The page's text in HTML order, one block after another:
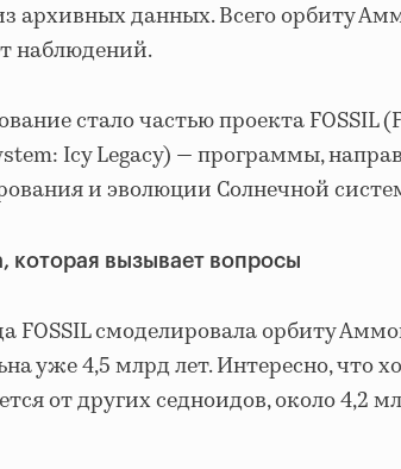
архивных данных. Всего орбиту
наблюдений.
стало частью проекта
Icy Legacy) — программы,
и эволюции Солнечной
которая вызывает вопросы
FOSSIL смоделировала орбиту
уже 4,5 млрд лет. Интересно, что
от других седноидов, около 4,2